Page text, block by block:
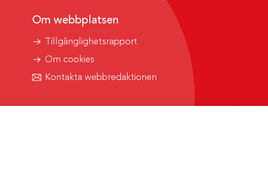
Om webbplatsen
Tillgänglighetsrapport
Om cookies
Kontakta webbredaktionen